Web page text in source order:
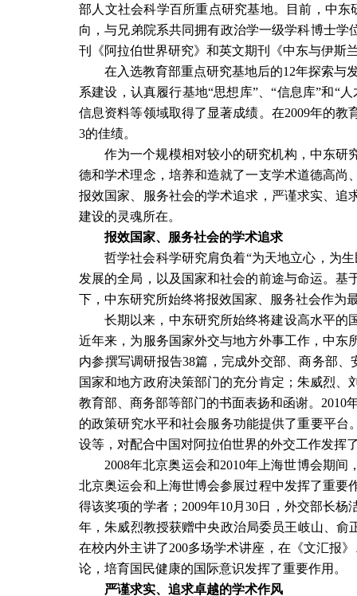
部人文社会科学百所重点研究基地。目前，中东
向，与兄弟院系共同拥有政治学一级学科博士
刊《阿拉伯世界研究》和英文期刊《中东与伊斯
在入选教育部重点研究基地后的12年探索与
系建设，认真履行基地“思想库”、“信息库”和“
信息资料等领域取得了显著成绩。在2009年的教
3的佳绩。
作为一个规模相对较小的研究机构，中东研
德和学术理念，培养和造就了一支学术道德高
报效国家、服务社会的学术追求，严谨求实、
建设的灵魂所在。
报效国家、服务社会的学术追求
哲学社会科学研究肩负着“为天地立心，为
发展的全局，以及国家和社会的前途与命运。
下，中东研究所始终将报效国家、服务社会作为
长期以来，中东研究所始终将建设高水平的
近年来，为服务国家外交与地方外事工作，中
内参撰写调研报告38篇，完成外交部、商务部、
国家和地方政府决策部门的充分肯定；朱威烈
教育部、商务部等部门的书面表扬和函谢。 2010
的政策研究水平和社会服务功能提供了重要平
设等，对配合中国对阿拉伯世界的外交工作发挥
2008年北京奥运会和2010年上海世博会期间
北京奥运会和上海世博会参展过程中发挥了重要
得该奖项的学者； 2009年10月30日，外交部长杨
年，朱威烈教授获赠中央政治局委员王岐山、俞
在校内外主讲了200多场学术讲座，在《文汇报
论，培育国民健康的国际意识发挥了重要作用。
严谨求实、追求卓越的学术作风